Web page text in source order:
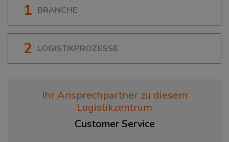
1 BRANCHE
2 LOGISTIKPROZESSE
Ihr Ansprechpartner zu diesem
Logistikzentrum
Customer Service